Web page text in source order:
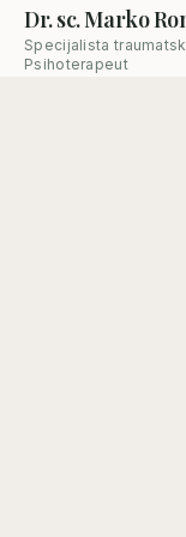
Dr. sc. Marko
Specijalista
Psihoterapeut